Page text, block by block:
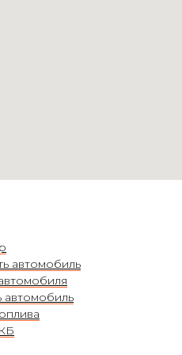
автомобиль
автомобиль